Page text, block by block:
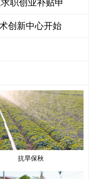
职创业补贴申
创新中心开始
抗旱保秋